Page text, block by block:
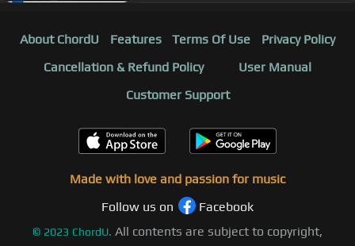
About ChordU Features Terms Of Use
Privacy Policy
Cancellation & Refund Policy
User Manual
Customer Support
Made with love and passion for music
Follow us on
Facebook
© 2023 ChordU. All contents are subject to copyright,